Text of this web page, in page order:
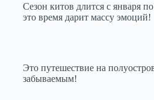
Сезон китов длится с января
это время дарит массу эмоций!
Это путешествие на
забываемым!